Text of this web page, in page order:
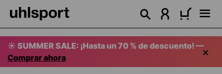
principal
☀️ SUMMER SALE: ¡Hasta un 70 % de descuento! —
Comprar ahora